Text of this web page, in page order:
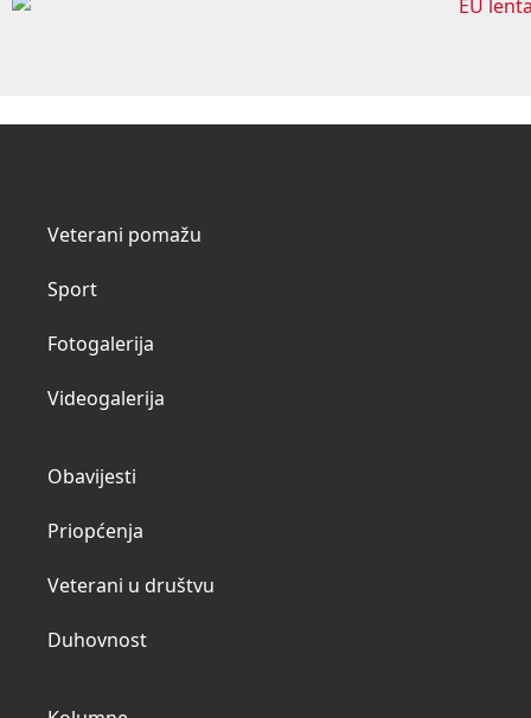
Veterani pomažu
Sport
Fotogalerija
Videogalerija
Obavijesti
Priopćenja
Veterani u društvu
Duhovnost